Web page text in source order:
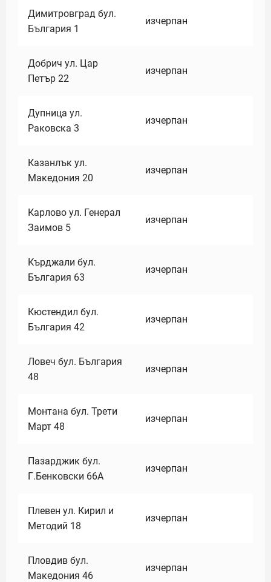
Димитровград бул.
България 1
изчерпан
Добрич ул. Цар
Петър 22
изчерпан
Дупница ул.
Раковска 3
изчерпан
Казанлък ул.
Македония 20
изчерпан
Карлово ул. Генерал
Заимов 5
изчерпан
Кърджали бул.
България 63
изчерпан
Кюстендил бул.
България 42
изчерпан
Ловеч бул. България
48
изчерпан
Монтана бул. Трети
Март 48
изчерпан
Пазарджик бул.
Г.Бенковски 66А
изчерпан
Плевен ул. Кирил и
Методий 18
изчерпан
Пловдив бул.
Македония 46
изчерпан